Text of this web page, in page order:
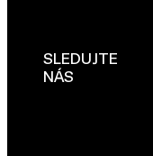
SLEDUJTE
NÁS